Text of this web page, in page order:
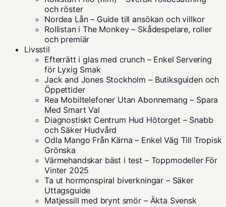
och röster
Nordea Lån – Guide till ansökan och villkor
Rollistan i The Monkey – Skådespelare, roller
och premiär
Livsstil
Efterrätt i glas med crunch – Enkel Servering
för Lyxig Smak
Jack and Jones Stockholm – Butiksguiden och
Öppettider
Rea Mobiltelefoner Utan Abonnemang – Spara
Med Smart Val
Diagnostiskt Centrum Hud Hötorget – Snabb
och Säker Hudvård
Odla Mango Från Kärna – Enkel Väg Till Tropisk
Grönska
Värmehandskar bäst i test – Toppmodeller För
Vinter 2025
Ta ut hormonspiral biverkningar – Säker
Uttagsguide
Matjessill med brynt smör – Äkta Svensk